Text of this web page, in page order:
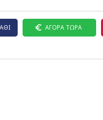
ΑΓΟΡΆ ΤΏΡΑ